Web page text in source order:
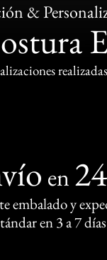
&
en
embalado y
en 3 a 7